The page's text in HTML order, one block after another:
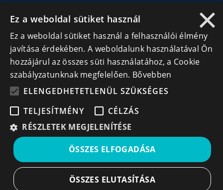
Lépj kapcsolatba velünk
+40 740 856 970
Iratkozz fel hírlevelünkre!
Ne hagyd ki a lehetőséget, hogy naprakész maradj a
legfontosabb üzleti információkkal! A feliratkozás
×
Ez a weboldal sütiket használ
Ez a weboldal sütiket használ a felhasználói élmény
javítása érdekében. A weboldalunk használatával Ön
hozzájárul az összes süti használatához, a Cookie
szabályzatunknak megfelelően. Bővebben
ELENGEDHETETLENÜL SZÜKSÉGES
TELJESÍTMÉNY
CÉLZÁS
RÉSZLETEK MEGJELENÍTÉSE
ÖSSZES ELFOGADÁSA
ÖSSZES ELUTASÍTÁSA